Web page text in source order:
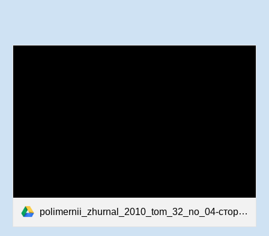
polimernii_zhurnal_2010_tom_32_no_04-сторінки-19-26.pdf